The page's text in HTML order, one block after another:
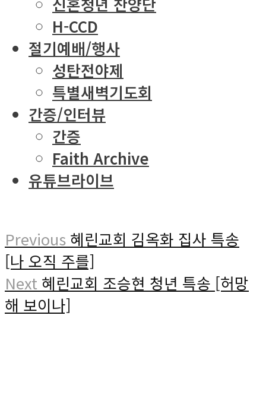
H-CCD
절기예배/행사
성탄전야제
특별새벽기도회
간증/인터뷰
간증
Faith Archive
유튜브라이브
Previous 혜린교회 김옥화 집사 특송
[나 오직 주를]
Next 혜린교회 조승현 청년 특송 [허망
해 보이나]